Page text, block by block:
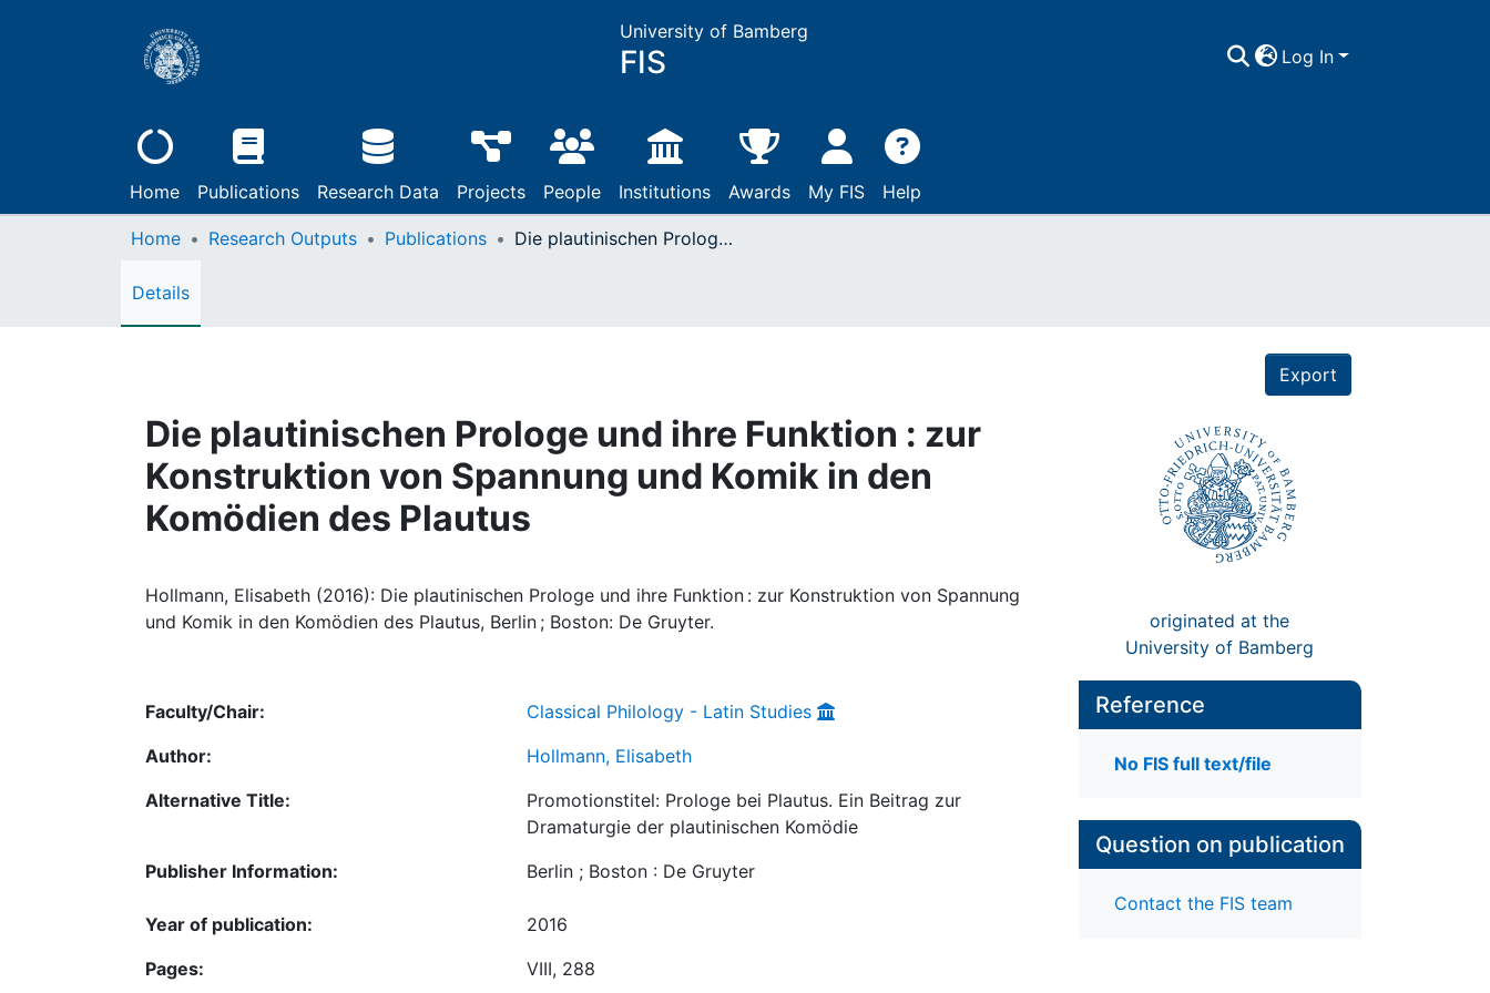
University of Bamberg
FIS Log In
Home Publications Research Data Projects People Institutions Awards My FIS Help
Home Research Outputs Publications Die plautinischen Prologe und ihre Funktion : zur Konstruktion von Spannung und Komik in den Komödien des Plautus
Details
Export
Die plautinischen Prologe und ihre Funktion : zur
Konstruktion von Spannung und Komik in den
Komödien des Plautus
Hollmann, Elisabeth (2016): Die plautinischen Prologe und ihre Funktion : zur Konstruktion von Spannung
und Komik in den Komödien des Plautus, Berlin ; Boston: De Gruyter.
originated at the
University of Bamberg
Faculty/Chair:
Classical Philology - Latin Studies
Author:
Hollmann, Elisabeth
Alternative Title:
Promotionstitel: Prologe bei Plautus. Ein Beitrag zur
Dramaturgie der plautinischen Komödie
Publisher Information:
Berlin ; Boston : De Gruyter
Year of publication:
2016
Pages:
VIII, 288
Reference
No FIS full text/file
Question on publication
Contact the FIS team